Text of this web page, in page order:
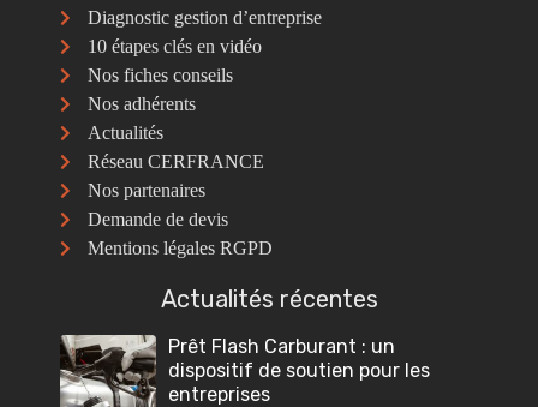
Diagnostic gestion d’entreprise
10 étapes clés en vidéo
Nos fiches conseils
Nos adhérents
Actualités
Réseau CERFRANCE
Nos partenaires
Demande de devis
Mentions légales RGPD
Actualités récentes
Prêt Flash Carburant : un
dispositif de soutien pour les
entreprises